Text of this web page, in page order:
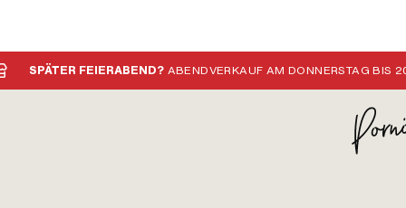
SPÄTER FEIERABEND? ABENDVERKAUF AM DONNERSTAG BIS